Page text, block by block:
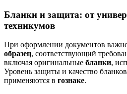
Бланки и защита: от
техникумов
При оформлении документов
образец, соответствующий
включая оригинальные бланки,
Уровень защиты и качество
применяются в гознаке.